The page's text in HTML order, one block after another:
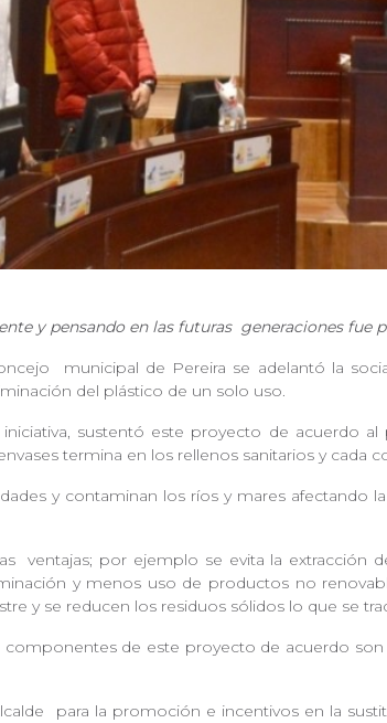
y pensando en las futuras generaciones fue
municipal de Pereira se adelantó la
del plástico de un solo uso.
iniciativa, sustentó este proyecto de acuerdo al
termina en los rellenos sanitarios y cada
y contaminan los ríos y mares afectando
ventajas; por ejemplo se evita la extracción
y menos uso de productos no
y se reducen los residuos sólidos lo que se
componentes de este proyecto de acuerdo
para la promoción e incentivos en la